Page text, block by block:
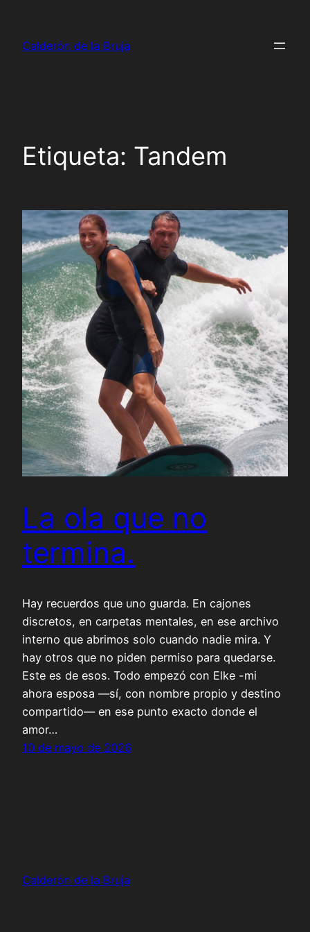
contenido
Calderón de la Bruja
Etiqueta: Tandem
La ola que no
termina.
Hay recuerdos que uno guarda. En cajones
discretos, en carpetas mentales, en ese archivo
interno que abrimos solo cuando nadie mira. Y
hay otros que no piden permiso para quedarse.
Este es de esos. Todo empezó con Elke -mi
ahora esposa —sí, con nombre propio y destino
compartido— en ese punto exacto donde el
amor…
10 de mayo de 2026
Calderón de la Bruja